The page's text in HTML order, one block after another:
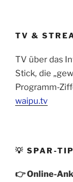
TV &
TV über das
Stick, die
Programm-
waipu.tv
💡 SPAR-
👉 Online-